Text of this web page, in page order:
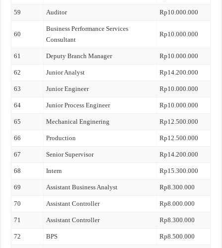
59 Auditor Rp10.000.000
60
Business Performance Services
Consultant
Rp10.000.000
61 Deputy Branch Manager Rp10.000.000
62 Junior Analyst Rp14.200.000
63 Junior Engineer Rp10.000.000
64 Junior Process Engineer Rp10.000.000
65 Mechanical Enginering Rp12.500.000
66 Production Rp12.500.000
67 Senior Supervisor Rp14.200.000
68 Intern Rp15.300.000
69 Assistant Business Analyst Rp8.300.000
70 Assistant Controller Rp8.000.000
71 Assistant Controller Rp8.300.000
72 BPS Rp8.500.000